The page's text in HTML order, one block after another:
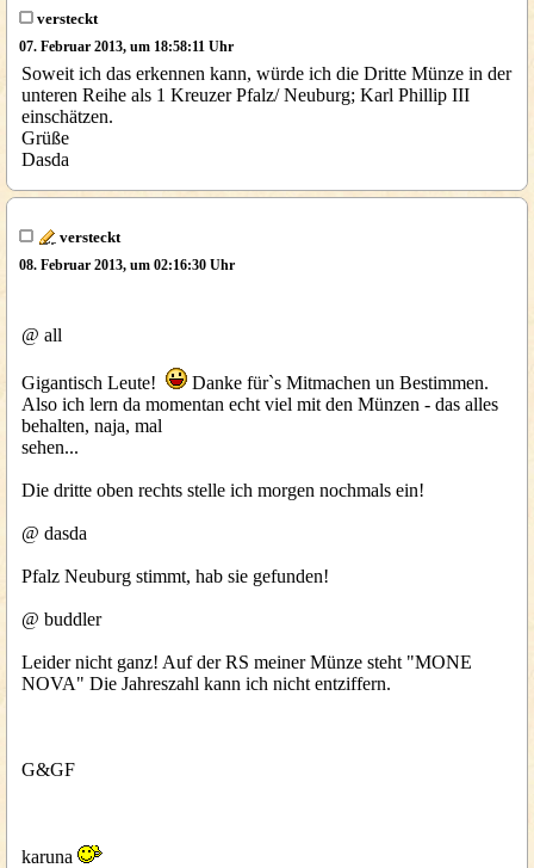
versteckt
07. Februar 2013, um 18:58:11 Uhr
Soweit ich das erkennen kann, würde ich die Dritte Münze in der
unteren Reihe als 1 Kreuzer Pfalz/ Neuburg; Karl Phillip III
einschätzen.
Grüße
Dasda
versteckt
08. Februar 2013, um 02:16:30 Uhr
@ all
Gigantisch Leute!
Danke für`s Mitmachen un Bestimmen.
Also ich lern da momentan echt viel mit den Münzen - das alles
behalten, naja, mal
sehen...
Die dritte oben rechts stelle ich morgen nochmals ein!
@ dasda
Pfalz Neuburg stimmt, hab sie gefunden!
@ buddler
Leider nicht ganz! Auf der RS meiner Münze steht "MONE
NOVA" Die Jahreszahl kann ich nicht entziffern.
G&GF
karuna